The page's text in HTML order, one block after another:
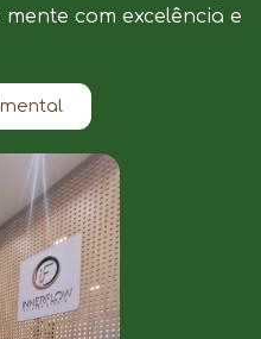
com excelência e